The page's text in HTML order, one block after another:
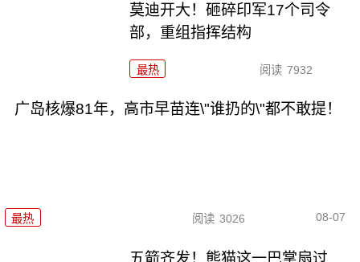
莫迪开大！砸碎印军17个司令
部，重组指挥结构
最热 阅读 7932
广岛核爆81年，高市早苗连\"谁扔的\"都不敢提！
最热 阅读 3026 08-07
五箭齐发！熊猫这一巴掌扇过